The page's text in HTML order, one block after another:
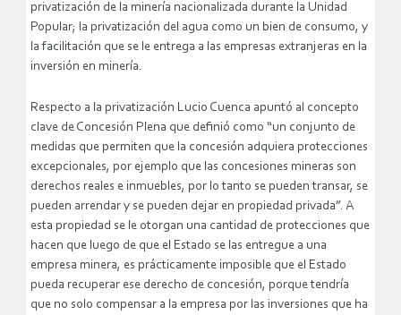
privatización de la minería nacionalizada durante la Unidad
Popular; la privatización del agua como un bien de consumo, y
la facilitación que se le entrega a las empresas extranjeras en la
inversión en minería.
Respecto a la privatización Lucio Cuenca apuntó al concepto
clave de Concesión Plena que definió como “un conjunto de
medidas que permiten que la concesión adquiera protecciones
excepcionales, por ejemplo que las concesiones mineras son
derechos reales e inmuebles, por lo tanto se pueden transar, se
pueden arrendar y se pueden dejar en propiedad privada”. A
esta propiedad se le otorgan una cantidad de protecciones que
hacen que luego de que el Estado se las entregue a una
empresa minera, es prácticamente imposible que el Estado
pueda recuperar ese derecho de concesión, porque tendría
que no solo compensar a la empresa por las inversiones que ha